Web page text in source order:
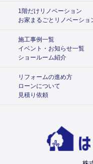
1階だけリノベーション
お家まるごとリノベーショ
施工事例一覧
イベント・お知らせ一覧
ショールーム紹介
リフォームの進め方
ローンについて
見積り依頼